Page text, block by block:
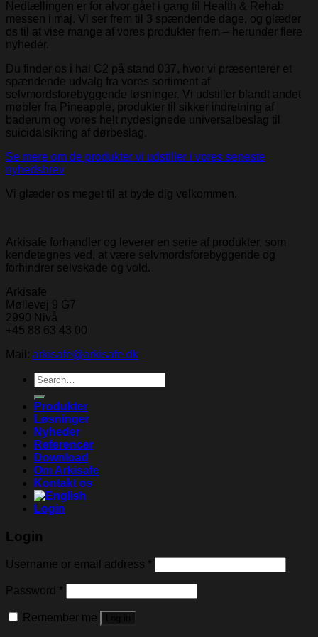
Nedtællingen er for alvor gået i gang til Health & Rehab
messen i maj. Vi ser frem til 3 spændende dage, og glæder
os til at vise mange af vores produkter frem – herunder flere
nyheder.
Du finder os i hal C2 på stand 037, hvor vi præsenterer et
spændende udvalg fra vores sortiment af
selvmordsforebyggende løsninger. Vi udstiller blandt andet
møbler fra Pineapple, produkter til sikker indretning af
baderum og vores helt nydesignede universalbeslag til
suicidalsikring af dørbeslag.
Se mere om de produkter vi udstiller i vores seneste
nyhedsbrev
Vi glæder os meget til at byde dig velkommen.
Arkisafe forhandler og leverer en serie af produkter, som
kendetegnes ved, at være selvmordsforebyggende og
forhindrer selvskade og vold.
Arkisafe
Møllevej 9 G7
2990 Nivå
+45 88 63 43 00
Mail: arkisafe@arkisafe.dk
Search
for:
Produkter
Løsninger
Nyheder
Referencer
Download
Om Arkisafe
Kontakt os
Login
Login
Username or email address *
Password *
Remember me